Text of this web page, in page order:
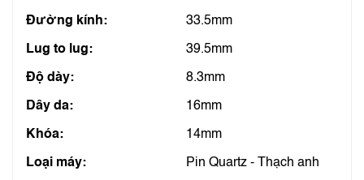
Đường kính: 33.5mm
Lug to lug: 39.5mm
Độ dày: 8.3mm
Dây da: 16mm
Khóa: 14mm
Loại máy: Pin Quartz - Thạch anh